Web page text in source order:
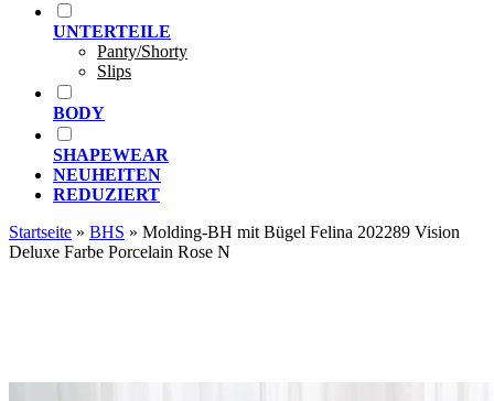
UNTERTEILE
Panty/Shorty
Slips
BODY
SHAPEWEAR
NEUHEITEN
REDUZIERT
Startseite » BHS » Molding-BH mit Bügel Felina 202289 Vision
Deluxe Farbe Porcelain Rose N